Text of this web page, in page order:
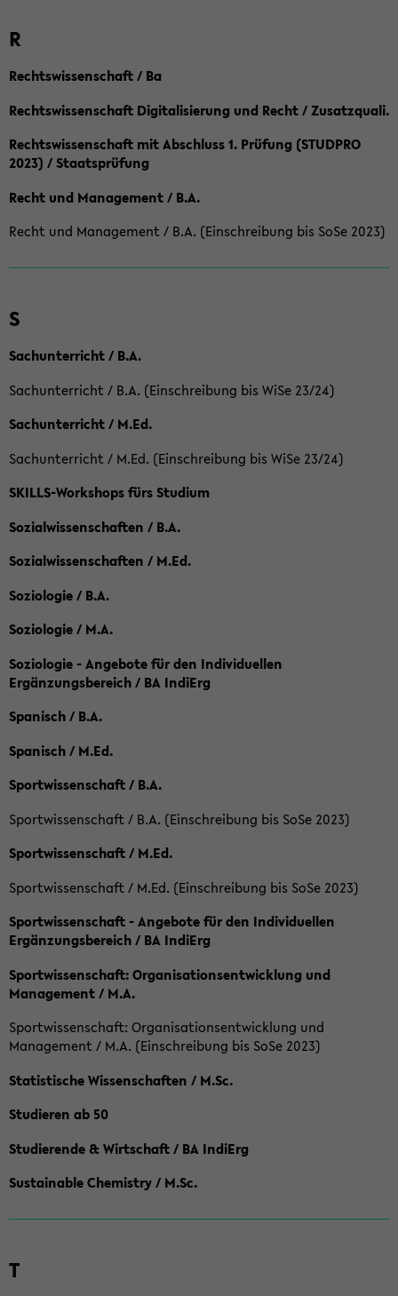
R
Rechtswissenschaft / Ba
Rechtswissenschaft Digitalisierung und Recht / Zusatzquali.
Rechtswissenschaft mit Abschluss 1. Prüfung (STUDPRO
2023) / Staatsprüfung
Recht und Management / B.A.
Recht und Management / B.A. (Einschreibung bis SoSe 2023)
S
Sachunterricht / B.A.
Sachunterricht / B.A. (Einschreibung bis WiSe 23/24)
Sachunterricht / M.Ed.
Sachunterricht / M.Ed. (Einschreibung bis WiSe 23/24)
SKILLS-Workshops fürs Studium
Sozialwissenschaften / B.A.
Sozialwissenschaften / M.Ed.
Soziologie / B.A.
Soziologie / M.A.
Soziologie - Angebote für den Individuellen
Ergänzungsbereich / BA IndiErg
Spanisch / B.A.
Spanisch / M.Ed.
Sportwissenschaft / B.A.
Sportwissenschaft / B.A. (Einschreibung bis SoSe 2023)
Sportwissenschaft / M.Ed.
Sportwissenschaft / M.Ed. (Einschreibung bis SoSe 2023)
Sportwissenschaft - Angebote für den Individuellen
Ergänzungsbereich / BA IndiErg
Sportwissenschaft: Organisationsentwicklung und
Management / M.A.
Sportwissenschaft: Organisationsentwicklung und
Management / M.A. (Einschreibung bis SoSe 2023)
Statistische Wissenschaften / M.Sc.
Studieren ab 50
Studierende & Wirtschaft / BA IndiErg
Sustainable Chemistry / M.Sc.
T